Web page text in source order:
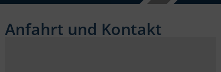
Anfahrt und Kontakt